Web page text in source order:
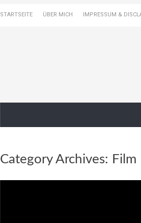
STARTSEITE ÜBER MICH IMPRESSUM &
Category Archives: Film